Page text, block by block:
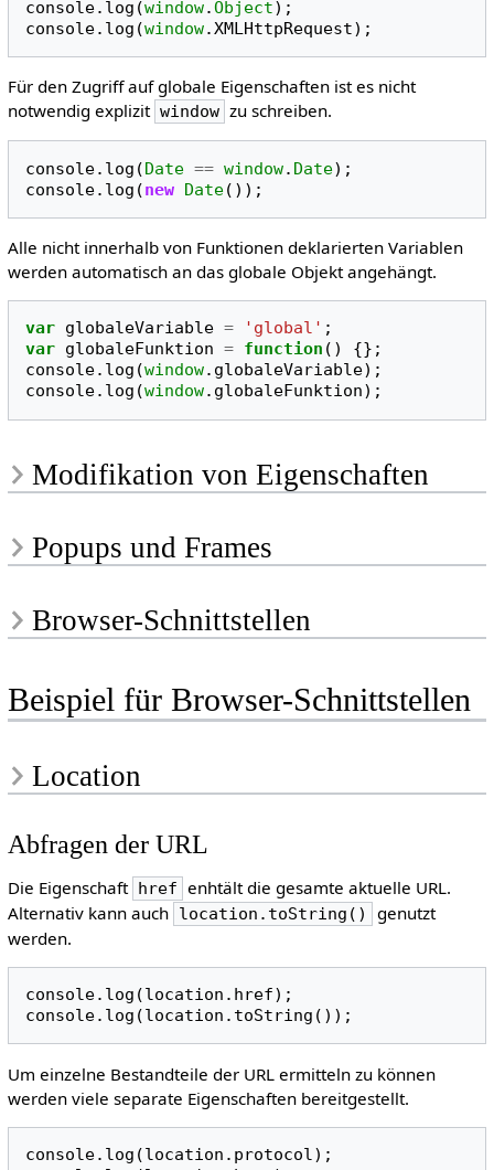
console. log (window.Object);
console. log (window.XMLHttpRequest);
Für den Zugriff auf globale Eigenschaften ist es nicht
notwendig explizit window zu schreiben.
console. log (Date == window. Date);
console. log (new Date());
Alle nicht innerhalb von Funktionen deklarierten Variablen
werden automatisch an das globale Objekt angehängt.
var globaleVariable = 'global' ;
var globaleFunktion = function ()
{};
console. log (window. globaleVariable);
console. log (window. globaleFunktion);
Modifikation von Eigenschaften
Popups und Frames
Browser-Schnittstellen
Beispiel für Browser-Schnittstellen
Location
Abfragen der URL
Die Eigenschaft href enhtält die gesamte aktuelle URL.
Alternativ kann auch location.toString()
genutzt
werden.
console. log (location . href);
console. log (location . toString ());
Um einzelne Bestandteile der URL ermitteln zu können
werden viele separate Eigenschaften bereitgestellt.
console. log (location . protocol);